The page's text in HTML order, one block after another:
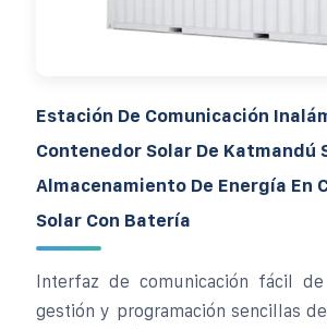
Estación De Comunicación
Contenedor Solar De Katmandú
Almacenamiento De Energía En
Solar Con Batería
Interfaz de comunicación fácil
gestión y programación sencillas